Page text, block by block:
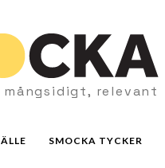
mångsidigt, relevant
SMOCKA TYCKER